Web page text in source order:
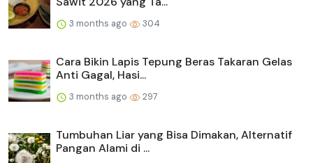
3 months ago 304
Cara Bikin Lapis Tepung Beras Takaran Gelas
Anti Gagal, Hasi...
3 months ago 297
Tumbuhan Liar yang Bisa Dimakan, Alternatif
Pangan Alami di ...